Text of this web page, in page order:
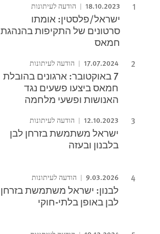
18.10.2023 הודעה לעיתונות
ישראל/פלסטין: אומתו
סרטונים של התקיפות בהנהגת
חמאס
17.07.2024 הודעה לעיתונות
7 באוקטובר: ארגונים בהובלת
חמאס ביצעו פשעים נגד
האנושות ופשעי מלחמה
12.10.2023 הודעה לעיתונות
ישראל משתמשת בזרחן לבן
בלבנון ובעזה
9.03.2026 הודעה לעיתונות
לבנון: ישראל משתמשת בזרחן
לבן באופן בלתי-חוקי